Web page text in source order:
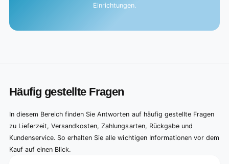
Einrichtungen.
Häufig gestellte Fragen
In diesem Bereich finden Sie Antworten auf häufig gestellte Fragen
zu Lieferzeit, Versandkosten, Zahlungsarten, Rückgabe und
Kundenservice. So erhalten Sie alle wichtigen Informationen vor dem
Kauf auf einen Blick.